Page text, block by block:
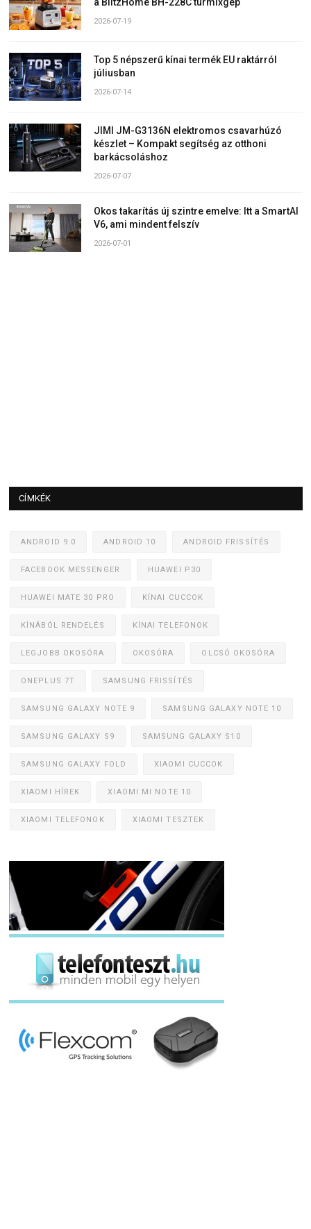
a BlitzHome BH-228C turmixgép
2026-07-19
Top 5 népszerű kínai termék EU raktárról
júliusban
2026-07-14
JIMI JM-G3136N elektromos csavarhúzó
készlet – Kompakt segítség az otthoni
barkácsoláshoz
2026-07-07
Okos takarítás új szintre emelve: Itt a SmartAI
V6, ami mindent felszív
2026-07-01
CÍMKÉK
ANDROID 9.0 ANDROID 10 ANDROID FRISSÍTÉS
FACEBOOK MESSENGER HUAWEI P30
HUAWEI MATE 30 PRO KÍNAI CUCCOK
KÍNÁBÓL RENDELÉS KÍNAI TELEFONOK
LEGJOBB OKOSÓRA OKOSÓRA OLCSÓ OKOSÓRA
ONEPLUS 7T SAMSUNG FRISSÍTÉS
SAMSUNG GALAXY NOTE 9 SAMSUNG GALAXY NOTE 10
SAMSUNG GALAXY S9 SAMSUNG GALAXY S10
SAMSUNG GALAXY FOLD XIAOMI CUCCOK
XIAOMI HÍREK XIAOMI MI NOTE 10
XIAOMI TELEFONOK XIAOMI TESZTEK